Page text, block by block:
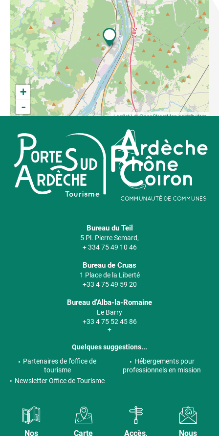
+
-
Leaflet| ©OpenStreetMapcontributors
Bureau du Teil
5 Pl. Pierre Semard,
+ 334 75 49 10 46
Bureau de Cruas
1 Place de la Liberté
+33 4 75 49 59 20
Bureau d’Alba-la-Romaine
Le Barry
+33 4 75 52 45 86
+
Quelques suggestions...
Partenaires de l’office de
tourisme
Hébergements pour
professionnels en mission
Newsletter Office de Tourisme
Nos Carte Accès, Nous